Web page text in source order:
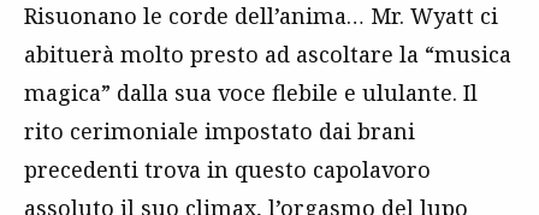
Risuonano le corde dell’anima… Mr. Wyatt ci
abituerà molto presto ad ascoltare la “musica
magica” dalla sua voce flebile e ululante. Il
rito cerimoniale impostato dai brani
precedenti trova in questo capolavoro
assoluto il suo climax, l’orgasmo del lupo